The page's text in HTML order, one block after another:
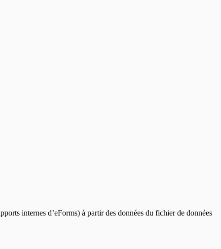
internes d’eForms) à partir des données du fichier de données